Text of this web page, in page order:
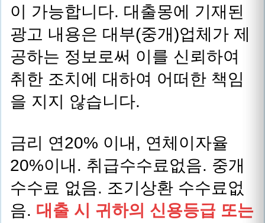
이 가능합니다. 대출몽에 기재된
광고 내용은 대부(중개)업체가 제
공하는 정보로써 이를 신뢰하여
취한 조치에 대하여 어떠한 책임
을 지지 않습니다.
금리 연20% 이내, 연체이자율
20%이내. 취급수수료없음. 중개
수수료 없음. 조기상환 수수료없
음. 대출 시 귀하의 신용등급 또는